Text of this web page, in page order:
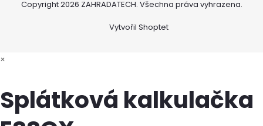
Vytvořil Shoptet
Copyright 2026 ZAHRADATECH. Všechna práva vyhrazena.
×
Splátková kalkulačka